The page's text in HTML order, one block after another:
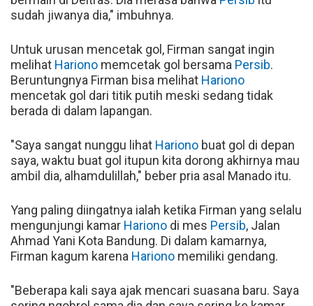
sudah jiwanya dia," imbuhnya.
Untuk urusan mencetak gol, Firman sangat ingin
melihat Hariono memcetak gol bersama Persib.
Beruntungnya Firman bisa melihat Hariono
mencetak gol dari titik putih meski sedang tidak
berada di dalam lapangan.
"Saya sangat nunggu lihat Hariono buat gol di depan
saya, waktu buat gol itupun kita dorong akhirnya mau
ambil dia, alhamdulillah," beber pria asal Manado itu.
Yang paling diingatnya ialah ketika Firman yang selalu
mengunjungi kamar Hariono di mes Persib, Jalan
Ahmad Yani Kota Bandung. Di dalam kamarnya,
Firman kagum karena Hariono memiliki gendang.
"Beberapa kali saya ajak mencari suasana baru. Saya